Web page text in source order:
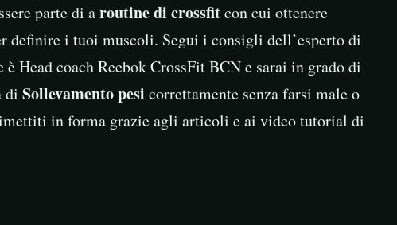
parte di aroutine di crossfitcon cui ottenere
definire i tuoi muscoli. Segui i consigli dell’esperto di
Head coach Reebok CrossFit BCN e sarai in grado di
di Sollevamento pesi correttamente senza farsi male o
in forma grazie agli articoli e ai video tutorial di